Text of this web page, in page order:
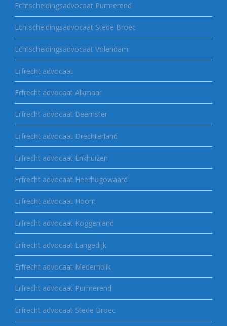
Echtscheidingsadvocaat Purmerend
Echtscheidingsadvocaat Stede Broec
Echtscheidingsadvocaat Volendam
Erfrecht advocaat
Erfrecht advocaat Alkmaar
Erfrecht advocaat Beemster
Erfrecht advocaat Drechterland
Erfrecht advocaat Enkhuizen
Erfrecht advocaat Heerhugowaard
Erfrecht advocaat Hoorn
Erfrecht advocaat Koggenland
Erfrecht advocaat Langedijk
Erfrecht advocaat Medemblik
Erfrecht advocaat Purmerend
Erfrecht advocaat Stede Broec